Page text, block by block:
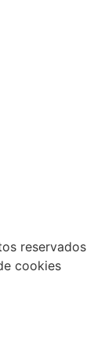
reservados
cookies